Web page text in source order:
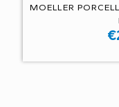
MOELLER
€